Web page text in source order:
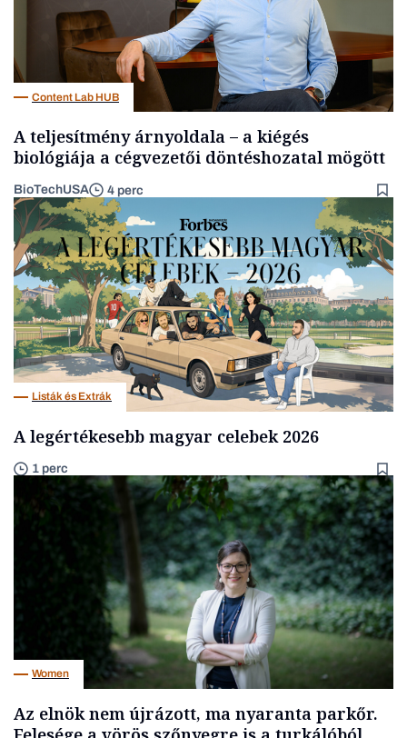
Content Lab HUB
A teljesítmény árnyoldala – a kiégés
biológiája a cégvezetői döntéshozatal mögött
BioTechUSA 4 perc
Listák és Extrák
A legértékesebb magyar celebek 2026
1 perc
Women
Az elnök nem újrázott, ma nyaranta parkőr.